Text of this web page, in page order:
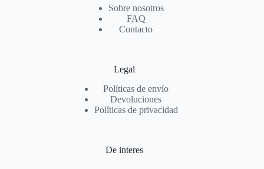
Sobre nosotros
FAQ
Contacto
Legal
Políticas de envío
Devoluciones
Políticas de privacidad
De interes